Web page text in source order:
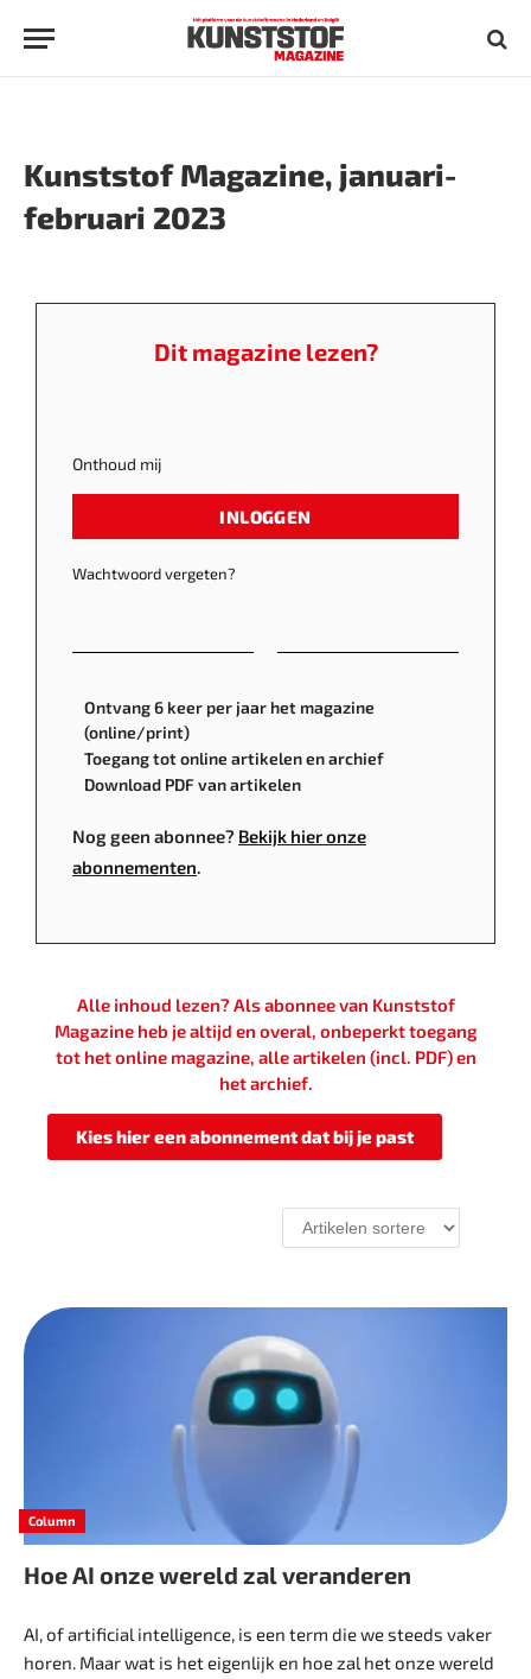
Kunststof Magazine, januari-
februari 2023
Dit magazine lezen?
Onthoud mij
INLOGGEN
Wachtwoord vergeten?
Ontvang 6 keer per jaar het magazine
(online/print)
Toegang tot online artikelen en archief
Download PDF van artikelen
Nog geen abonnee? Bekijk hier onze
abonnementen.
Alle inhoud lezen? Als abonnee van Kunststof
Magazine heb je altijd en overal, onbeperkt toegang
tot het online magazine, alle artikelen (incl. PDF) en
het archief.
Kies hier een abonnement dat bij je past
Column
Hoe AI onze wereld zal veranderen
AI, of artificial intelligence, is een term die we steeds vaker
horen. Maar wat is het eigenlijk en hoe zal het onze wereld